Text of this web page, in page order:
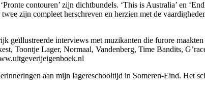
contouren’ zijn dichtbundels. ‘This is Australia’ en
zijn compleet herschreven en herzien met de
geïllustreerde interviews met muzikanten die furore
Toontje Lager, Normaal, Vandenberg, Time Bandits,
aan mijn lagereschooltijd in Someren-Eind. Het